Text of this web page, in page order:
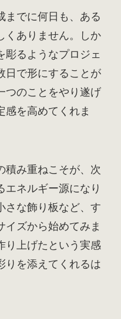
までに何日も、ある
くありません。しか
彫るようなプロジェ
日で形にすることが
つのことをやり遂げ
感を高めてくれま
積み重ねこそが、次
エネルギー源になり
さな飾り板など、す
イズから始めてみま
り上げたという実感
りを添えてくれるは